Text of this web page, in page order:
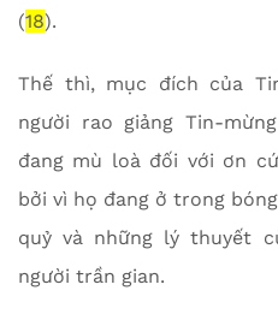
(18).
Thế thì, mục đích của
người rao giảng Tin-
đang mù loà đối với ơn
bởi vì họ đang ở trong
quỷ và những lý thuyết
người trần gian.